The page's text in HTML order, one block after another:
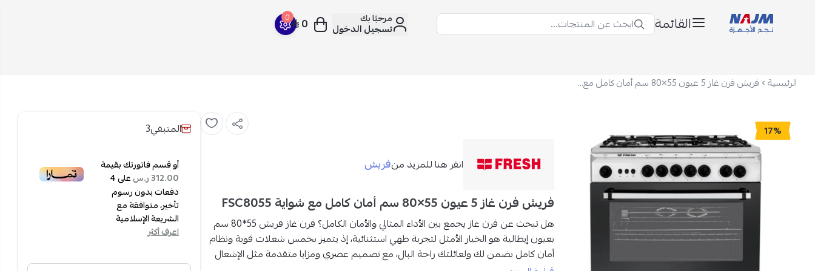
القائمة ابحث عن المنتجات... مرحبًا بك
تسجيل الدخول
0 0
الرئيسية فريش فرن غاز 5 عيون 55×80 سم أمان كامل مع شواية FSC8055
17%
انقر هنا للمزيد منفريش
فريش فرن غاز 5 عيون 55×80 سم أمان كامل مع شواية FSC8055
هل تبحث عن فرن غاز يجمع بين الأداء المثالي والأمان الكامل؟
فرن غاز فريش 55*80 سم
بعيون إيطالية هو الخيار الأمثل لتجربة طهي استثنائية، إذ يتميز بخمس شعلات قوية ونظام
أمان كامل يضمن لك ولعائلتك راحة البال، مع تصميم عصري ومزايا متقدمة مثل الإشعال
المتبقي3
أو قسم فاتورتك بقيمة
312.00 ر.س على4
دفعات بدون رسوم
تأخير، متوافقة مع
الشريعة الإسلامية
اعرف أكثر